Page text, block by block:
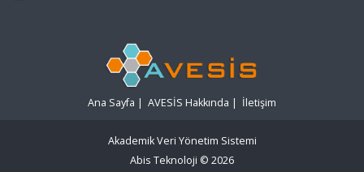
Ana Sayfa | AVESİS Hakkında | İletişim
Akademik Veri Yönetim Sistemi
Abis Teknoloji © 2026